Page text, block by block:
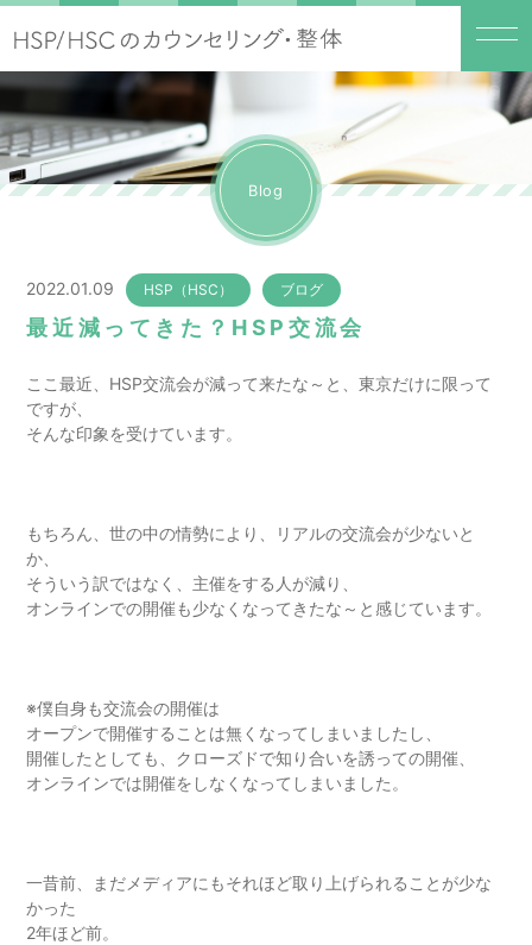
Blog
2022.01.09 HSP（HSC） ブログ
最近減ってきた？HSP交流会
ここ最近、HSP交流会が減って来たな～と、東京だけに限って
ですが、
そんな印象を受けています。
もちろん、世の中の情勢により、リアルの交流会が少ないと
か、
そういう訳ではなく、主催をする人が減り、
オンラインでの開催も少なくなってきたな～と感じています。
※僕自身も交流会の開催は
オープンで開催することは無くなってしまいましたし、
開催したとしても、クローズドで知り合いを誘っての開催、
オンラインでは開催をしなくなってしまいました。
一昔前、まだメディアにもそれほど取り上げられることが少な
かった
2年ほど前。